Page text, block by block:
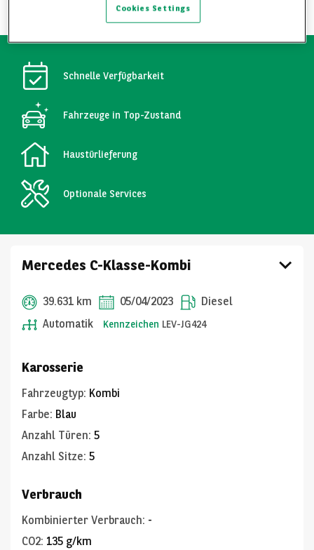
FAHRZEUG MERKEN
Schnelle Verfügbarkeit
Fahrzeuge in Top-Zustand
Haustürlieferung
Optionale Services
Mercedes C-Klasse-Kombi
39.631 km 05/04/2023
Diesel
Automatik
Kennzeichen LEV-JG424
Karosserie
Fahrzeugtyp: Kombi
Farbe: Blau
Anzahl Türen: 5
Anzahl Sitze: 5
Verbrauch
Kombinierter Verbrauch: -
CO2: 135 g/km
Cookies Settings